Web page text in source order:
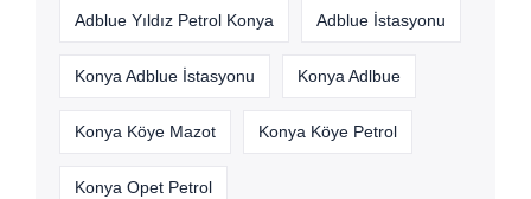
Adblue Yıldız Petrol Konya Adblue İstasyonu
Konya Adblue İstasyonu Konya Adlbue
Konya Köye Mazot Konya Köye Petrol
Konya Opet Petrol